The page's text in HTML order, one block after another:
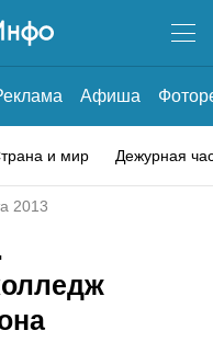
Афиша
и мир Дежурная
2013